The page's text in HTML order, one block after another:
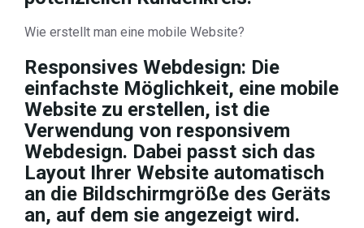
Wie erstellt man eine mobile Website?
Responsives Webdesign: Die
einfachste Möglichkeit, eine mobile
Website zu erstellen, ist die
Verwendung von responsivem
Webdesign. Dabei passt sich das
Layout Ihrer Website automatisch
an die Bildschirmgröße des Geräts
an, auf dem sie angezeigt wird.